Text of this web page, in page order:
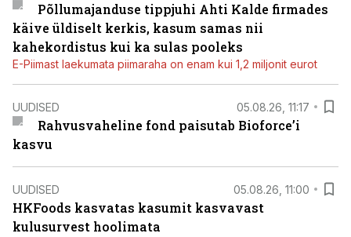
Põllumajanduse tippjuhi Ahti Kalde firmades
käive üldiselt kerkis, kasum samas nii
kahekordistus kui ka sulas pooleks
E-Piimast laekumata piimaraha on enam kui 1,2 miljonit eurot
UUDISED 05.08.26, 11:17
Rahvusvaheline fond paisutab Bioforce’i
kasvu
UUDISED 05.08.26, 11:00
HKFoods kasvatas kasumit kasvavast
kulusurvest hoolimata